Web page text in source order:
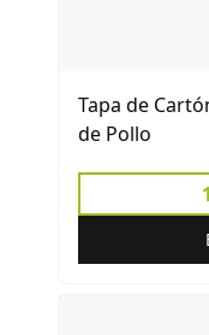
Tapa de
de Pollo